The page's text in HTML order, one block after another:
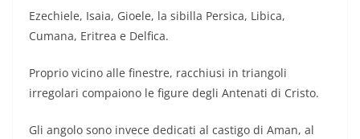
Ezechiele, Isaia, Gioele, la sibilla Persica, Libica,
Cumana, Eritrea e Delfica.
Proprio vicino alle finestre, racchiusi in triangoli
irregolari compaiono le figure degli Antenati di Cristo.
Gli angolo sono invece dedicati al castigo di Aman, al